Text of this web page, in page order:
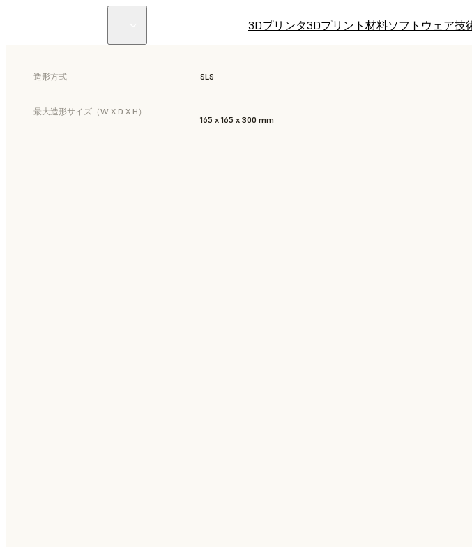
3Dプリンタ3Dプリント材料ソフトウェア技
造形方式 SLS
最大造形サイズ（W X D X H）
165 x 165 x 300 mm